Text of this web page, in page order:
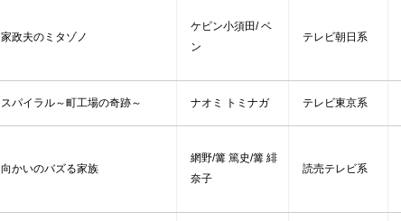
家政夫のミタゾノ
ケビン小須田/ ベ
ン
テレビ朝日系
スパイラル～町工場の奇跡～ ナオミ トミナガ テレビ東京系
向かいのバズる家族
網野/篝 篤史/篝 緋
奈子
読売テレビ系